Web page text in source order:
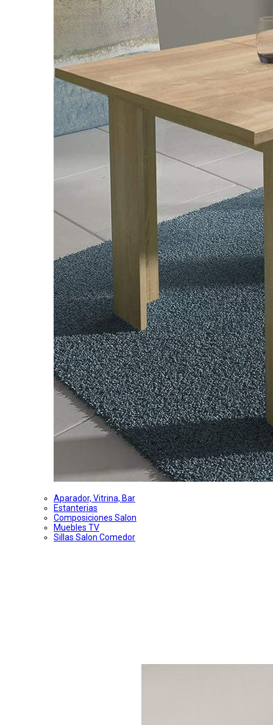
Aparador, Vitrina, Bar
Estanterias
Composiciones Salon
Muebles TV
Sillas Salon Comedor